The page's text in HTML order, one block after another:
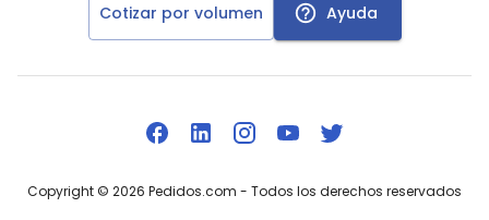
Cotizar por volumen Ayuda
Copyright © 2026 Pedidos.com - Todos los derechos reservados